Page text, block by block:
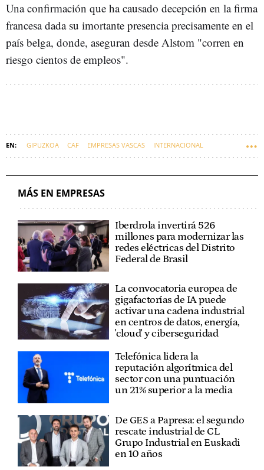
Una confirmación que ha causado decepción en la firma
francesa dada su imortante presencia precisamente en el
país belga, donde, aseguran desde Alstom "corren en
riesgo cientos de empleos".
GIPUZKOA CAF EMPRESAS VASCAS INTERNACIONAL
MÁS EN EMPRESAS
Iberdrola invertirá 526
millones para modernizar las
redes eléctricas del Distrito
Federal de Brasil
La convocatoria europea de
gigafactorías de IA puede
activar una cadena industrial
en centros de datos, energía,
'cloud' y ciberseguridad
Telefónica lidera la
reputación algorítmica del
sector con una puntuación
un 21% superior a la media
De GES a Papresa: el segundo
rescate industrial de CL
Grupo Industrial en Euskadi
en 10 años